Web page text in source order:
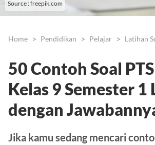
Source : freepik.com
Home Pendidikan Pelajar Latihan
50 Contoh Soal
Kelas 9 Semester 1
dengan
Jika kamu sedang mencari